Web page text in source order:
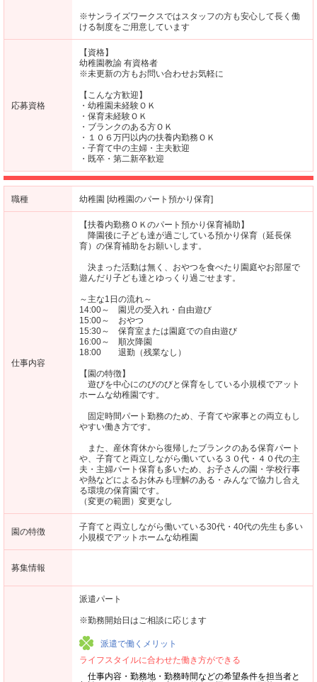
※サンライズワークスではスタッフの方も安心して長く働
ける制度をご用意しています
応募資格
【資格】
幼稚園教諭 有資格者
※未更新の方もお問い合わせお気軽に
【こんな方歓迎】
・幼稚園未経験ＯＫ
・保育未経験ＯＫ
・ブランクのある方ＯＫ
・１０６万円以内の扶養内勤務ＯＫ
・子育て中の主婦・主夫歓迎
・既卒・第二新卒歓迎
職種 幼稚園 [幼稚園のパート預かり保育]
仕事内容
【扶養内勤務ＯＫのパート預かり保育補助】
降園後に子ども達が過ごしている預かり保育（延長保
育）の保育補助をお願いします。
決まった活動は無く、おやつを食べたり園庭やお部屋で
遊んだり子ども達とゆっくり過ごせます。
～主な1日の流れ～
14:00～ 園児の受入れ・自由遊び
15:00～ おやつ
15:30～ 保育室または園庭での自由遊び
16:00～ 順次降園
18:00 退勤（残業なし）
【園の特徴】
遊びを中心にのびのびと保育をしている小規模でアット
ホームな幼稚園です。
固定時間パート勤務のため、子育てや家事との両立もし
やすい働き方です。
また、産休育休から復帰したブランクのある保育パート
や、子育てと両立しながら働いている３０代・４０代の主
夫・主婦パート保育も多いため、お子さんの園・学校行事
や熱などによるお休みも理解のある・みんなで協力し合え
る環境の保育園です。
（変更の範囲）変更なし
園の特徴
子育てと両立しながら働いている30代・40代の先生も多い
小規模でアットホームな幼稚園
募集情報
派遣パート
※勤務開始日はご相談に応じます
派遣で働くメリット
ライフスタイルに合わせた働き方ができる
仕事内容・勤務地・勤務時間などの希望条件を担当者と